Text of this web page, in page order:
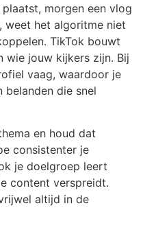
morgen een vlog
weet het algoritme niet
TikTok bouwt
wie jouw kijkers zijn. Bij
vaag, waardoor je
belanden die snel
en houd dat
consistenter je
je doelgroep leert
content verspreidt.
altijd in de